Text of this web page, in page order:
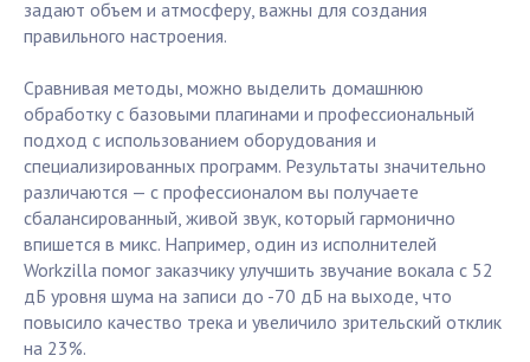
задают объем и атмосферу, важны для создания
правильного настроения.
Сравнивая методы, можно выделить домашнюю
обработку с базовыми плагинами и профессиональный
подход с использованием оборудования и
специализированных программ. Результаты значительно
различаются — с профессионалом вы получаете
сбалансированный, живой звук, который гармонично
впишется в микс. Например, один из исполнителей
Workzilla помог заказчику улучшить звучание вокала с 52
дБ уровня шума на записи до -70 дБ на выходе, что
повысило качество трека и увеличило зрительский отклик
на 23%.